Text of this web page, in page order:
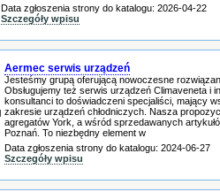
Data zgłoszenia strony do katalogu: 2026-04-22
Szczegóły wpisu
Aermec serwis urządzeń
Jesteśmy grupą oferującą nowoczesne
Obsługujemy też serwis urządzeń Climaveneta i
konsultanci to doświadczeni specjaliści, mający
zakresie urządzeń chłodniczych. Nasza
agregatów York, a wśród sprzedawanych
Poznań. To niezbędny element w
Data zgłoszenia strony do katalogu: 2024-06-27
Szczegóły wpisu